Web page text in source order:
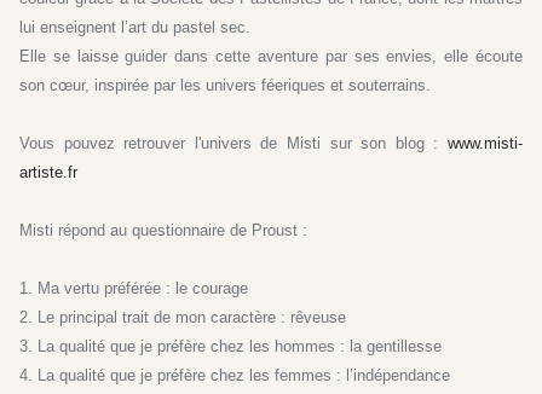
lui enseignent l’art du pastel sec.
Elle se laisse guider dans cette aventure par ses envies, elle écoute
son cœur, inspi­rée par les univers féeriques et souterrains.
Vous pouvez retrouver l'univers de Misti sur son blog : www.misti-
artiste.fr
Misti répond au questionnaire de Proust :
1. Ma vertu préférée : le courage
2. Le principal trait de mon caractère : rêveuse
3. La qualité que je préfère chez les hommes : la gentillesse
4. La qualité que je préfère chez les femmes : l’indépendance